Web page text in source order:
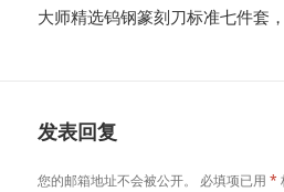
大师精选钨钢篆刻刀标准七件套
发表回复
您的邮箱地址不会被公开。 必填项已用*